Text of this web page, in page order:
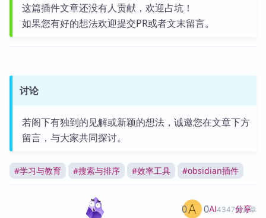
这篇插件文章还没有人贡献，欢迎占坑！
如果您有好的想法欢迎提交PR或者文末留言。
讨论
若阁下有独到的见解或新颖的想法，诚邀您在文章下方
留言，与大家共同探讨。
#学习与教育 #搜索与排序 #效率工具 #obsidian插件
AI4347篇文章
0 0 分享